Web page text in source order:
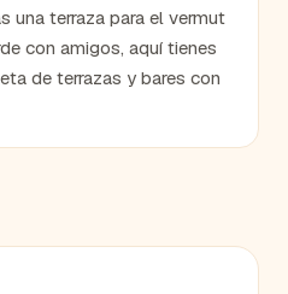
una terraza para el vermut
con amigos, aquí tienes
de terrazas y bares con